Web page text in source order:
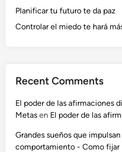
Planificar tu futuro te da paz
Controlar el miedo te hará
Recent Comments
El poder de las afirmaciones
Metas en El poder de las
Grandes sueños que
comportamiento - Como fijar